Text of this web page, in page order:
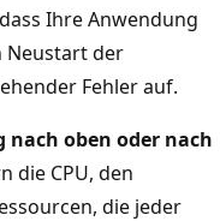
Ihre Anwendung
Neustart der
Fehler auf.
nach oben oder nach
die CPU, den
die jeder